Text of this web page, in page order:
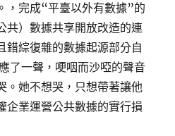
，完成“平臺以外有數據”的
共）數據共享開放改造的連
錯綜復雜的數據起源部分自
了一聲，哽咽而沙啞的聲音
。她不想哭，只想帶著讓他
企業運營公共數據的實行損